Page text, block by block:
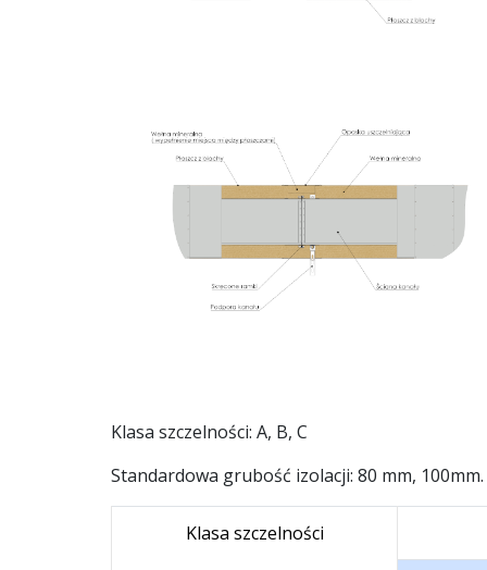
Klasa szczelności: A, B, C
Standardowa grubość izolacji: 80 mm, 100mm.
Klasa szczelności